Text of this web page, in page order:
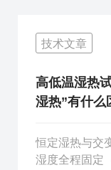
技术文章
高低温湿热
湿热”有什么
恒定湿热与交
湿度全程固定